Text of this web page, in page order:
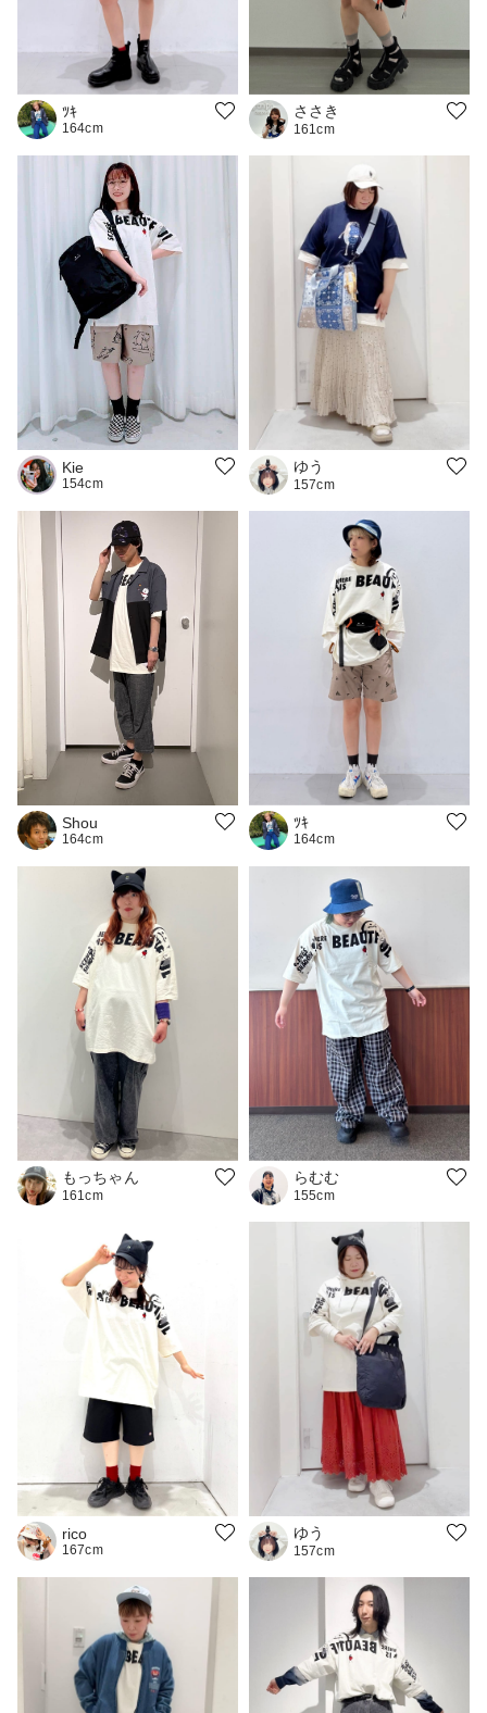
ﾂｷ
164cm
ささき
161cm
Kie
154cm
ゆう
157cm
Shou
164cm
ﾂｷ
164cm
もっちゃん
161cm
らむむ
155cm
rico
167cm
ゆう
157cm